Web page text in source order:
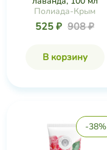
Полиада-Крым
525 ₽ 908 ₽
В корзину
-38%